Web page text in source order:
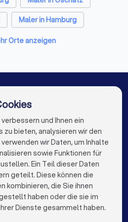
Taucha (Sachsen)
in Taucha (Sachsen)
Maler in Hamburg
Maler in Köln
Maler in Dresden
Maler in Duisburg
Maler in Wuppertal
Maler in Bonn
Maler in der Nähe
Orte anzeigen
und Ihnen ein
bieten, analysieren wir den
wir Daten, um Inhalte
sowie Funktionen für
Ein Teil dieser Daten
geteilt. Diese können die
kombinieren, die Sie ihnen
haben oder die sie im
Dienste gesammelt haben.